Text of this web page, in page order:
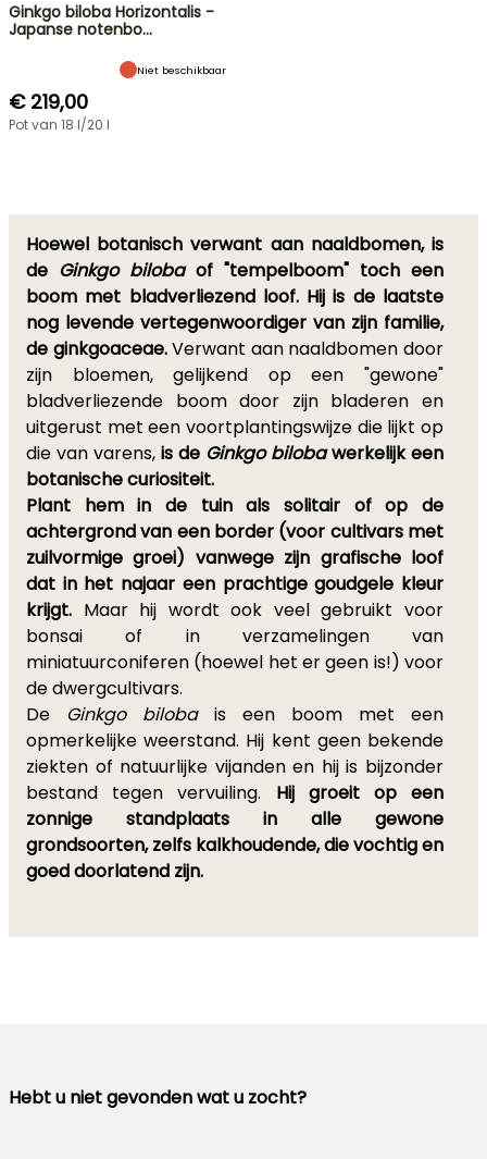
Ginkgo biloba Horizontalis -
Japanse notenbo…
Niet beschikbaar
€ 219,00
Pot van 18 l/20 l
Hoewel botanisch verwant aan naaldbomen, is
de Ginkgo bilobaof "tempelboom" toch een
boom met bladverliezend loof. Hij is de laatste
nog levende vertegenwoordiger van zijn familie,
de ginkgoaceae.Verwant aan naaldbomen door
zijn bloemen, gelijkend op een "gewone"
bladverliezende boom door zijn bladeren en
uitgerust met een voortplantingswijze die lijkt op
die van varens, is de Ginkgo bilobawerkelijk een
botanische curiositeit.
Plant hem in de tuin als solitair of op de
achtergrond van een border (voor cultivars met
zuilvormige groei) vanwege zijn grafische loof
dat in het najaar een prachtige goudgele kleur
krijgt. Maar hij wordt ook veel gebruikt voor
bonsai of in verzamelingen van
miniatuurconiferen (hoewel het er geen is!) voor
de dwergcultivars.
De Ginkgo bilobais een boom met een
opmerkelijke weerstand. Hij kent geen bekende
ziekten of natuurlijke vijanden en hij is bijzonder
bestand tegen vervuiling. Hij groeit op een
zonnige standplaats in alle gewone
grondsoorten, zelfs kalkhoudende, die vochtig en
goed doorlatend zijn.
Hebt u niet gevonden wat u zocht?